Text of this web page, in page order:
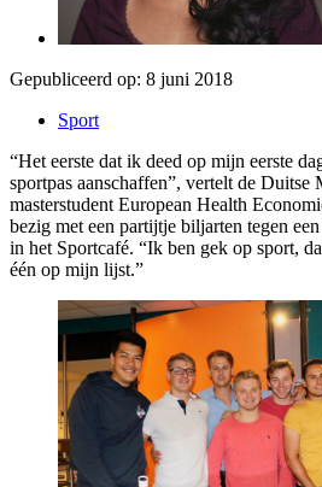
Gepubliceerd op: 8 juni 2018
Sport
“Het eerste dat ik deed op mijn eerste
sportpas aanschaffen”, vertelt de
masterstudent European Health
bezig met een partijtje biljarten tegen
in het Sportcafé. “Ik ben gek op sport,
één op mijn lijst.”